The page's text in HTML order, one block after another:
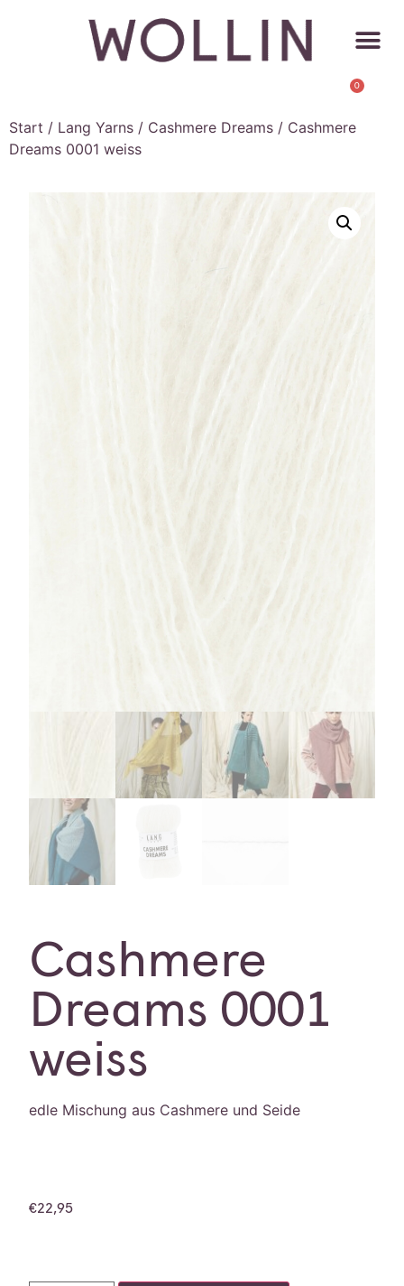
0
Start / Lang Yarns / Cashmere Dreams / Cashmere
Dreams 0001 weiss
Cashmere
Dreams 0001
weiss
edle Mischung aus Cashmere und Seide
€22,95